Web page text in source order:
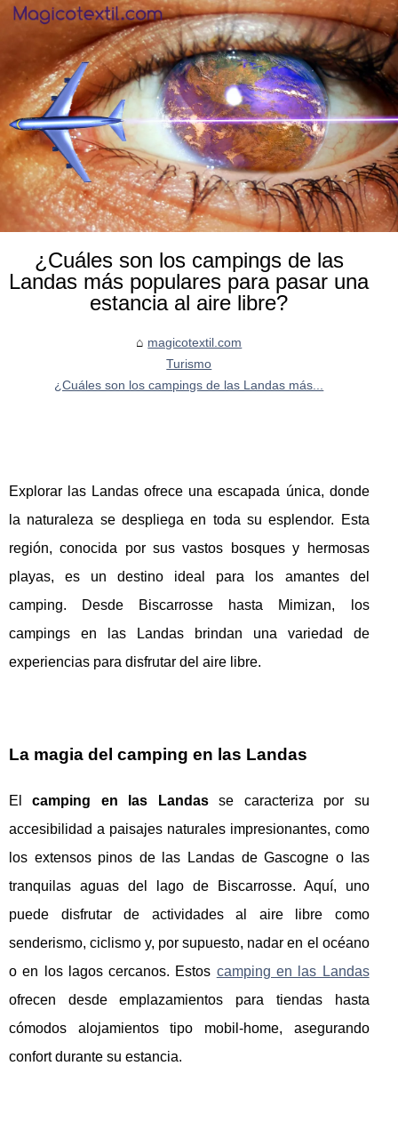
¿Cuáles son los campings de las
Landas más populares para pasar una
estancia al aire libre?
magicotextil.com
Turismo
¿Cuáles son los campings de las Landas más...
Explorar las Landas ofrece una escapada única, donde
la naturaleza se despliega en toda su esplendor. Esta
región, conocida por sus vastos bosques y hermosas
playas, es un destino ideal para los amantes del
camping. Desde Biscarrosse hasta Mimizan, los
campings en las Landas brindan una variedad de
experiencias para disfrutar del aire libre.
La magia del camping en las Landas
Elcamping en las Landasse caracteriza por su
accesibilidad a paisajes naturales impresionantes, como
los extensos pinos de las Landas de Gascogne o las
tranquilas aguas del lago de Biscarrosse. Aquí, uno
puede disfrutar de actividades al aire libre como
senderismo, ciclismo y, por supuesto, nadar en el océano
o en los lagos cercanos. Estos camping en las Landas
ofrecen desde emplazamientos para tiendas hasta
cómodos alojamientos tipo mobil-home, asegurando
confort durante su estancia.